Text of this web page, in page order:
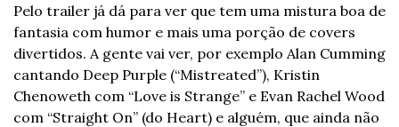
Pelo trailer já dá para ver que tem uma mistura boa de
fantasia com humor e mais uma porção de covers
divertidos. A gente vai ver, por exemplo Alan Cumming
cantando Deep Purple (“Mistreated”), Kristin
Chenoweth com “Love is Strange” e Evan Rachel Wood
com “Straight On” (do Heart) e alguém, que ainda não